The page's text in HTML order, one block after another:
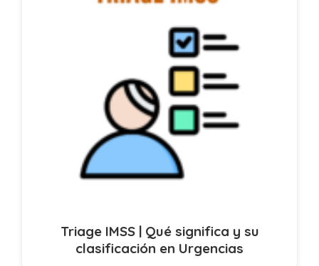
Triage IMSS | Qué significa y su
clasificación en Urgencias